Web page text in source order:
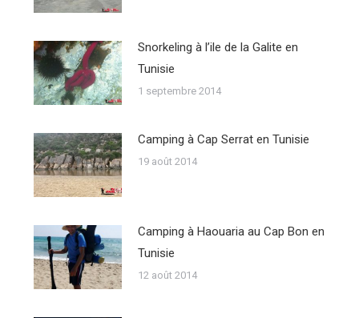
Snorkeling à l’ile de la Galite en
Tunisie
1 septembre 2014
Camping à Cap Serrat en Tunisie
19 août 2014
Camping à Haouaria au Cap Bon en
Tunisie
12 août 2014